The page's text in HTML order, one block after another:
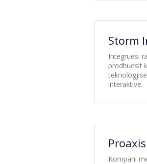
Storm
Integruesi
prodhuesit
interaktive.
Proaxis
Kompani